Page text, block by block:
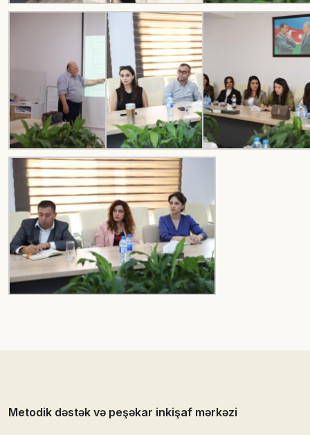
Metodik dəstək və peşəkar inkişaf mərkəzi